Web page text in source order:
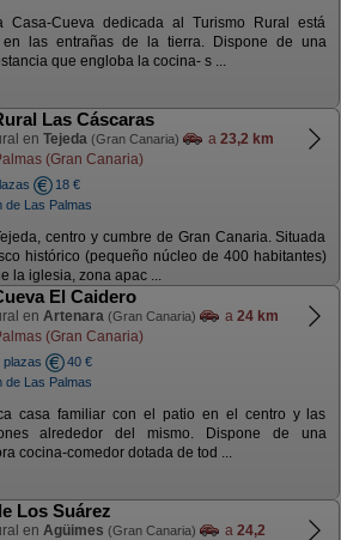
Casa-Cueva dedicada al Turismo Rural está
en las entrañas de la tierra. Dispone de una
que engloba la cocina- s ...
Las Cáscaras
en Tejeda (Gran Canaria) a 23,2 km
(Gran Canaria)
18 €
de Las Palmas
centro y cumbre de Gran Canaria. Situada
histórico (pequeño núcleo de 400 habitantes)
la iglesia, zona apac ...
El Caidero
en Artenara (Gran Canaria) a 24 km
(Gran Canaria)
plazas
40 €
de Las Palmas
casa familiar con el patio en el centro y las
alrededor del mismo. Dispone de una
cocina-comedor dotada de tod ...
Los Suárez
en Agüimes (Gran Canaria) a 24,2